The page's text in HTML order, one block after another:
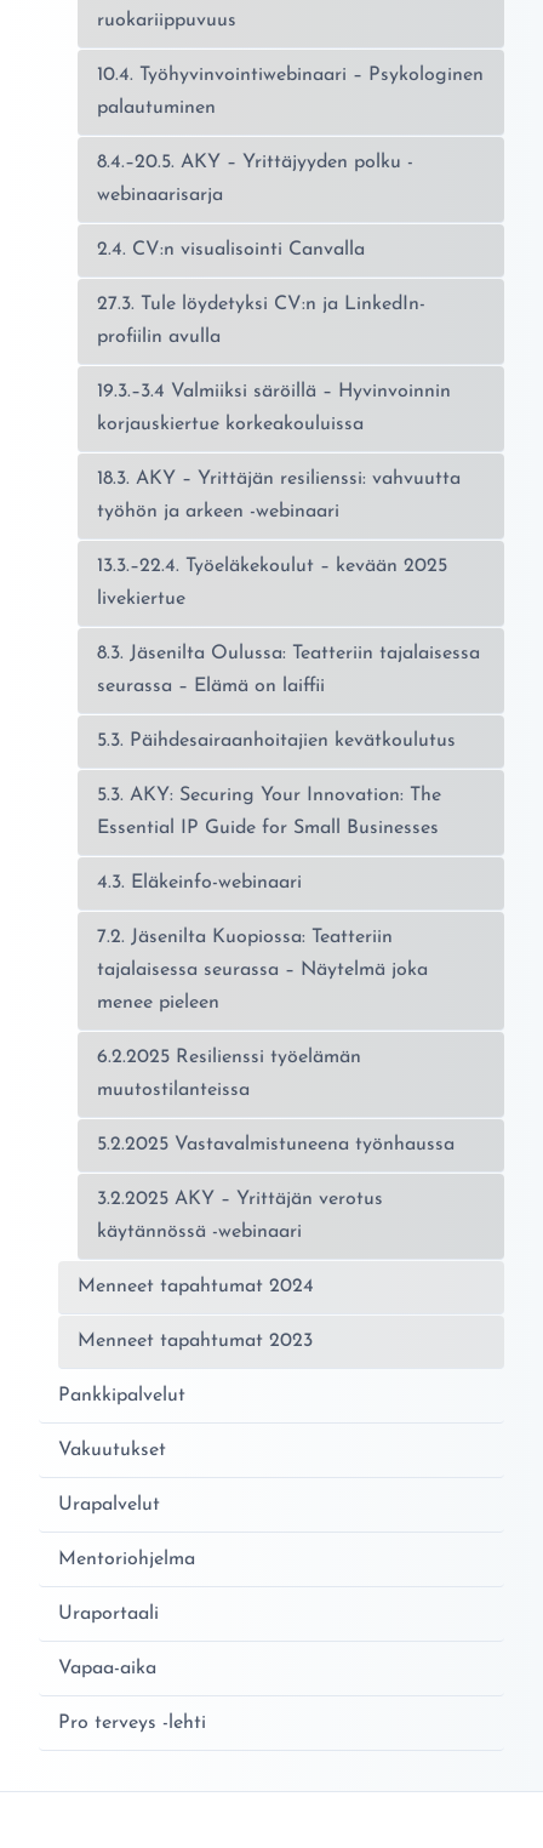
ruokariippuvuus
10.4. Työhyvinvointiwebinaari – Psykologinen
palautuminen
8.4.–20.5. AKY – Yrittäjyyden polku -
webinaarisarja
2.4. CV:n visualisointi Canvalla
27.3. Tule löydetyksi CV:n ja LinkedIn-
profiilin avulla
19.3.–3.4 Valmiiksi säröillä – Hyvinvoinnin
korjauskiertue korkeakouluissa
18.3. AKY – Yrittäjän resilienssi: vahvuutta
työhön ja arkeen -webinaari
13.3.–22.4. Työeläkekoulut – kevään 2025
livekiertue
8.3. Jäsenilta Oulussa: Teatteriin tajalaisessa
seurassa – Elämä on laiffii
5.3. Päihdesairaanhoitajien kevätkoulutus
5.3. AKY: Securing Your Innovation: The
Essential IP Guide for Small Businesses
4.3. Eläkeinfo-webinaari
7.2. Jäsenilta Kuopiossa: Teatteriin
tajalaisessa seurassa – Näytelmä joka
menee pieleen
6.2.2025 Resilienssi työelämän
muutostilanteissa
5.2.2025 Vastavalmistuneena työnhaussa
3.2.2025 AKY – Yrittäjän verotus
käytännössä -webinaari
Menneet tapahtumat 2024
Menneet tapahtumat 2023
Pankkipalvelut
Vakuutukset
Urapalvelut
Mentoriohjelma
Uraportaali
Vapaa-aika
Pro terveys -lehti